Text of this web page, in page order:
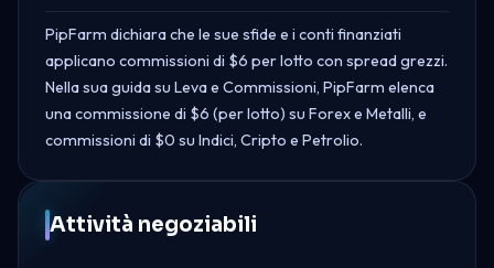
PipFarm dichiara che le sue sfide e i conti finanziati
applicano commissioni di $6 per lotto con spread grezzi.
Nella sua guida su Leva e Commissioni, PipFarm elenca
una commissione di $6 (per lotto) su Forex e Metalli, e
commissioni di $0 su Indici, Cripto e Petrolio.
Attività negoziabili